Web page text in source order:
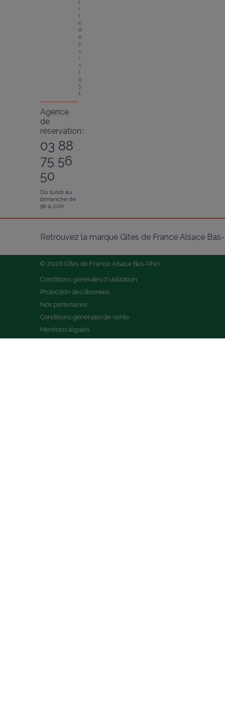
l
i
t
é
d
e
p
u
i
s
1
9
5
1
Agence
de
réservation :
03 88
75 56
50
Du lundi au
dimanche de
9h à 20h
Retrouvez la marque Gîtes de France Alsace
© 2026 Gîtes de France Alsace Bas-Rhin
Conditions générales d'utilisation
Protection des données
Nos partenaires
Conditions générales de vente
Mentions légales